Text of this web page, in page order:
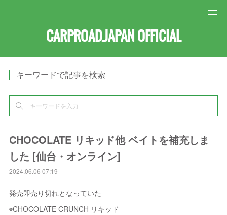
CARPROAD.JAPAN OFFICIAL
キーワードで記事を検索
CHOCOLATE リキッド他 ベイトを補充しま
した [仙台・オンライン]
2024.06.06 07:19
発売即売り切れとなっていた
◉CHOCOLATE CRUNCH リキッド